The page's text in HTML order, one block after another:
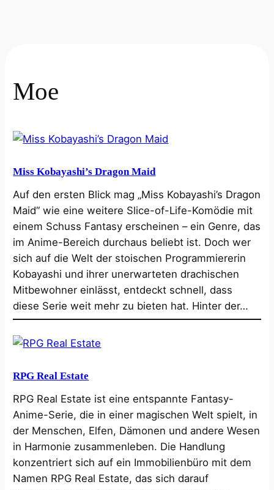
Moe
Miss Kobayashi’s Dragon Maid
Auf den ersten Blick mag „Miss Kobayashi’s Dragon
Maid“ wie eine weitere Slice-of-Life-Komödie mit
einem Schuss Fantasy erscheinen – ein Genre, das
im Anime-Bereich durchaus beliebt ist. Doch wer
sich auf die Welt der stoischen Programmiererin
Kobayashi und ihrer unerwarteten drachischen
Mitbewohner einlässt, entdeckt schnell, dass
diese Serie weit mehr zu bieten hat. Hinter der…
RPG Real Estate
RPG Real Estate ist eine entspannte Fantasy-
Anime-Serie, die in einer magischen Welt spielt, in
der Menschen, Elfen, Dämonen und andere Wesen
in Harmonie zusammenleben. Die Handlung
konzentriert sich auf ein Immobilienbüro mit dem
Namen RPG Real Estate, das sich darauf